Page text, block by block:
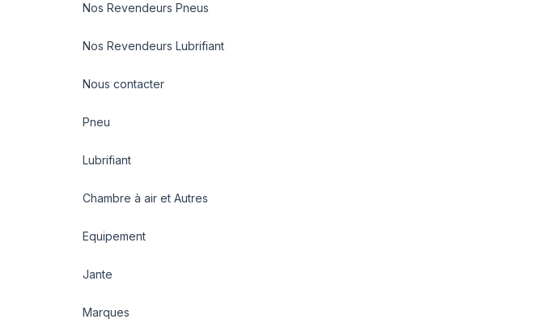
Nos Revendeurs Pneus
Nos Revendeurs Lubrifiant
Nous contacter
Pneu
Lubrifiant
Chambre à air et Autres
Equipement
Jante
Marques